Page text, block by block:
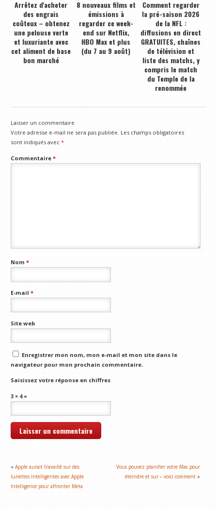
Arrêtez d'acheter
des engrais
coûteux – obtenez
une pelouse verte
et luxuriante avec
cet aliment de base
bon marché
8 nouveaux films et
émissions à
regarder ce week-
end sur Netflix,
HBO Max et plus
(du 7 au 9 août)
Comment regarder
la pré-saison 2026
de la NFL :
diffusions en direct
GRATUITES, chaînes
de télévision et
liste des matchs, y
compris le match
du Temple de la
renommée
Laisser un commentaire
Votre adresse e-mail ne sera pas publiée. Les champs obligatoires
sont indiqués avec*
Commentaire*
Nom*
E-mail*
Site web
Enregistrer mon nom, mon e-mail et mon site dans le
navigateur pour mon prochain commentaire.
Saisissez votre réponse en chiffres
3 × 4 =
«Apple aurait travaillé sur des
lunettes intelligentes avec Apple
Intelligence pour affronter Meta
Vous pouvez planifier votre Mac pour
éteindre et sur – voici comment »